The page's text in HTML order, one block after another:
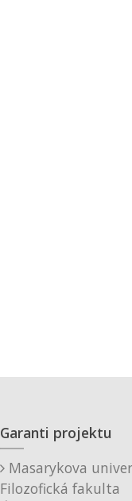
Garanti projektu
Masarykova
Filozofická fakulta